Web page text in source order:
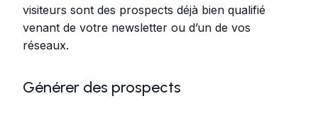
visiteurs sont des prospects déjà bien qualifié
venant de votre newsletter ou d’un de vos
réseaux.
Générer des prospects